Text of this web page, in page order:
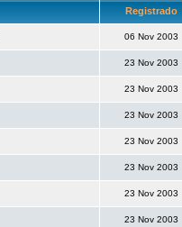
Registrado
06 Nov 2003
23 Nov 2003
23 Nov 2003
23 Nov 2003
23 Nov 2003
23 Nov 2003
23 Nov 2003
23 Nov 2003